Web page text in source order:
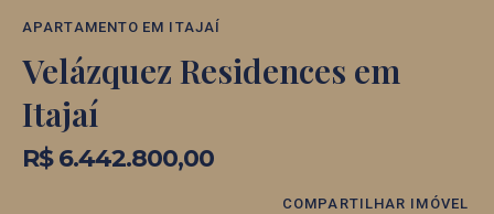
APARTAMENTO EM ITAJAÍ
Velázquez Residences em
Itajaí
R$ 6.442.800,00
COMPARTILHAR IMÓVEL